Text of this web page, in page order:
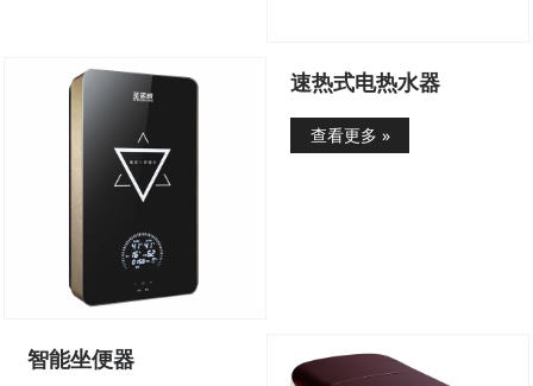
速热式电热水器
查看更多 »
智能坐便器